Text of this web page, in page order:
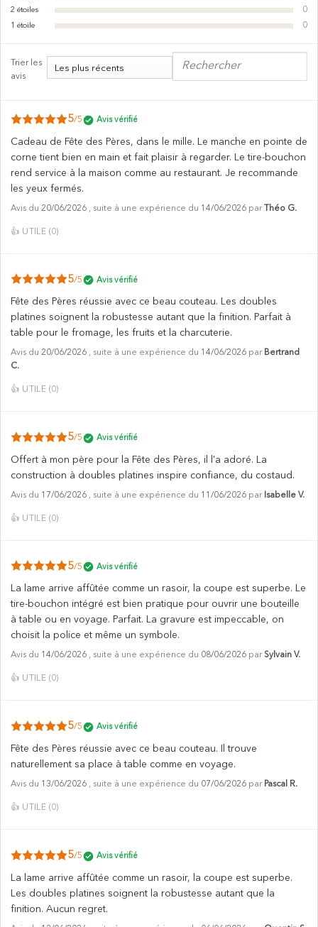
2 étoiles 0
1 étoile 0
Trier les
avis
5/5 Avis vérifié
Cadeau de Fête des Pères, dans le mille. Le manche en pointe de
corne tient bien en main et fait plaisir à regarder. Le tire-bouchon
rend service à la maison comme au restaurant. Je recommande
les yeux fermés.
Avis du 20/06/2026 , suite à une expérience du 14/06/2026 par Théo G.
👍 UTILE (0)
5/5 Avis vérifié
Fête des Pères réussie avec ce beau couteau. Les doubles
platines soignent la robustesse autant que la finition. Parfait à
table pour le fromage, les fruits et la charcuterie.
Avis du 20/06/2026 , suite à une expérience du 14/06/2026 par Bertrand
C.
👍 UTILE (0)
5/5 Avis vérifié
Offert à mon père pour la Fête des Pères, il l'a adoré. La
construction à doubles platines inspire confiance, du costaud.
Avis du 17/06/2026 , suite à une expérience du 11/06/2026 par Isabelle V.
👍 UTILE (0)
5/5 Avis vérifié
La lame arrive affûtée comme un rasoir, la coupe est superbe. Le
tire-bouchon intégré est bien pratique pour ouvrir une bouteille
à table ou en voyage. Parfait. La gravure est impeccable, on
choisit la police et même un symbole.
Avis du 14/06/2026 , suite à une expérience du 08/06/2026 par Sylvain V.
👍 UTILE (0)
5/5 Avis vérifié
Fête des Pères réussie avec ce beau couteau. Il trouve
naturellement sa place à table comme en voyage.
Avis du 13/06/2026 , suite à une expérience du 07/06/2026 par Pascal R.
👍 UTILE (0)
5/5 Avis vérifié
La lame arrive affûtée comme un rasoir, la coupe est superbe.
Les doubles platines soignent la robustesse autant que la
finition. Aucun regret.